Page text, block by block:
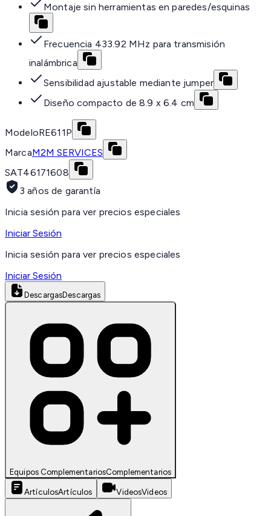
Montaje sin herramientas en paredes/esquinas
Frecuencia 433.92 MHz para transmisión
inalámbrica
Sensibilidad ajustable mediante jumper
Diseño compacto de 8.9 x 6.4 cm
ModeloRE611P
MarcaM2M SERVICES
SAT46171608
3 años de garantía
Inicia sesión para ver precios especiales
Iniciar Sesión
Inicia sesión para ver precios especiales
Iniciar Sesión
DescargasDescargas
Equipos ComplementariosComplementarios
ArtículosArtículos VideosVideos